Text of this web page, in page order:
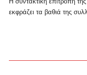
εκφράζει τα βαθιά της